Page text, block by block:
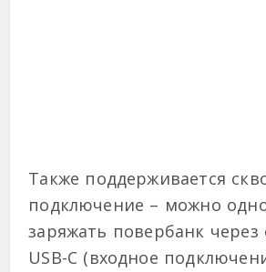
Также поддерживается
подключение – можно
заряжать повербанк
USB-C (входное